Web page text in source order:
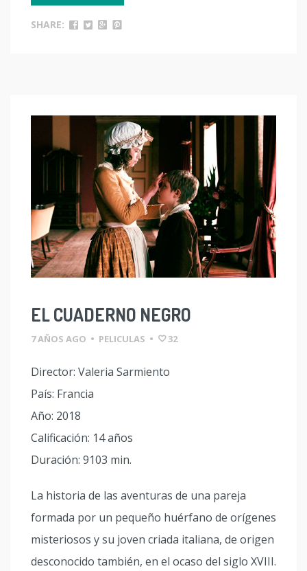
SHARE:
EL CUADERNO NEGRO
7 AÑOS AGO • PELICULAS • 32
Director: Valeria Sarmiento
País: Francia
Año: 2018
Calificación: 14 años
Duración: 9103 min.
La historia de las aventuras de una pareja
formada por un pequeño huérfano de orígenes
misteriosos y su joven criada italiana, de origen
desconocido también, en el ocaso del siglo XVIII.